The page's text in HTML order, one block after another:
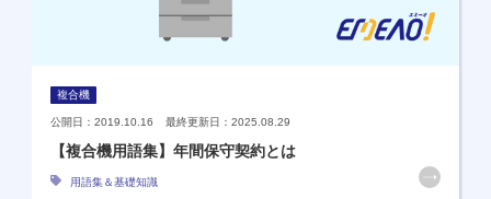
複合機
公開日：2019.10.16 最終更新日：2025.08.29
【複合機用語集】年間保守契約とは
用語集＆基礎知識